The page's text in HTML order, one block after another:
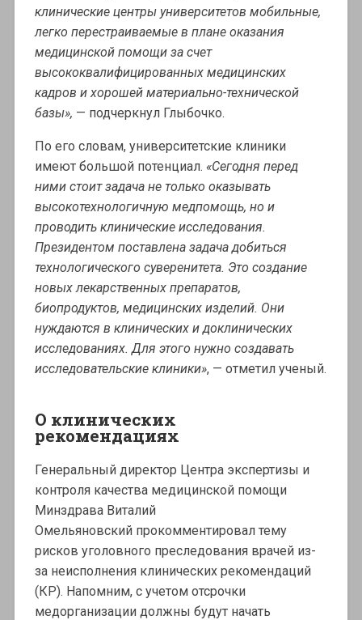
клинические центры университетов мобильные,
легко перестраиваемые в плане оказания
медицинской помощи за счет
высококвалифицированных медицинских
кадров и хорошей материально-технической
базы», — подчеркнул Глыбочко.
По его словам, университетские клиники
имеют большой потенциал. «Сегодня перед
ними стоит задача не только оказывать
высокотехнологичную медпомощь, но и
проводить клинические исследования.
Президентом поставлена задача добиться
технологического суверенитета. Это создание
новых лекарственных препаратов,
биопродуктов, медицинских изделий. Они
нуждаются в клинических и доклинических
исследованиях. Для этого нужно создавать
исследовательские клиники», — отметил ученый.
О клинических
рекомендациях
Генеральный директор Центра экспертизы и
контроля качества медицинской помощи
Минздрава Виталий
Омельяновский прокомментировал тему
рисков уголовного преследования врачей из-
за неисполнения клинических рекомендаций
(КР). Напомним, с учетом отсрочки
медорганизации должны будут начать